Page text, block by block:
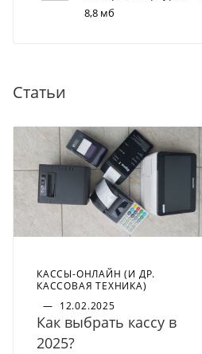
8,8 мб
Статьи
КАССЫ-ОНЛАЙН (И ДР.
КАССОВАЯ ТЕХНИКА)
— 12.02.2025
Как выбрать кассу в
2025?